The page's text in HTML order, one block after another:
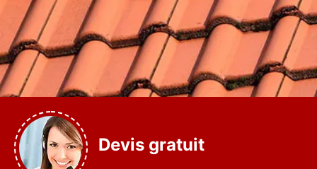
Devis gratuit